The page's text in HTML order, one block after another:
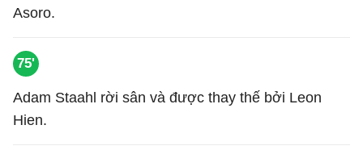
Asoro.
75'
Adam Staahl rời sân và được thay thế bởi Leon
Hien.